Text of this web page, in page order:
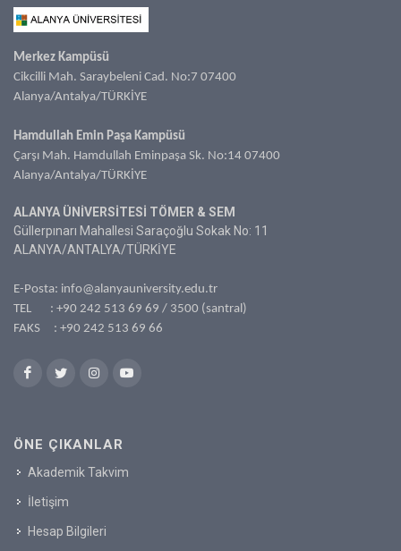
Merkez Kampüsü
Cikcilli Mah. Saraybeleni Cad. No:7 07400
Alanya/Antalya/TÜRKİYE
Hamdullah Emin Paşa Kampüsü
Çarşı Mah. Hamdullah Eminpaşa Sk. No:14 07400
Alanya/Antalya/TÜRKİYE
ALANYA ÜNİVERSİTESİ TÖMER & SEM
Güllerpınarı Mahallesi Saraçoğlu Sokak No: 11
ALANYA/ANTALYA/TÜRKİYE
E-Posta: info@alanyauniversity.edu.tr
TEL : +90 242 513 69 69 / 3500 (santral)
FAKS : +90 242 513 69 66
ÖNE ÇIKANLAR
Akademik Takvim
İletişim
Hesap Bilgileri